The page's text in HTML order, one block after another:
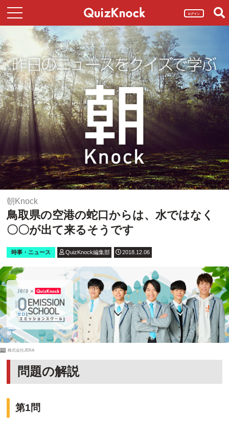
ログイン
朝Knock
鳥取県の空港の蛇口からは、水ではなく
〇〇が出て来るそうです
時事・ニュース QuizKnock編集部 2018.12.06
PR 株式会社JERA
問題の解説
第1問